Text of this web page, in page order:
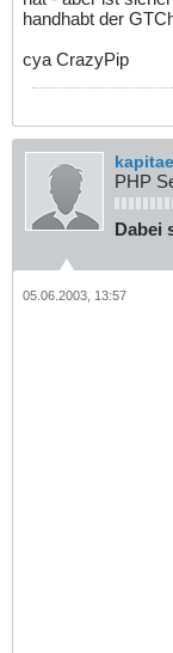
handhabt der
cya CrazyPip
PHP
Dabei
05.06.2003, 13:57